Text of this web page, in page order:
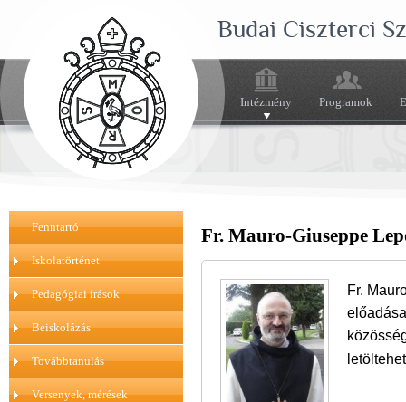
Budai Ciszterci
Intézmény Programok
Fenntartó
Iskolatörténet
Pedagógiai írások
Beiskolázás
Továbbtanulás
Versenyek, mérések
Fr. Mauro-Giuseppe
Fr.